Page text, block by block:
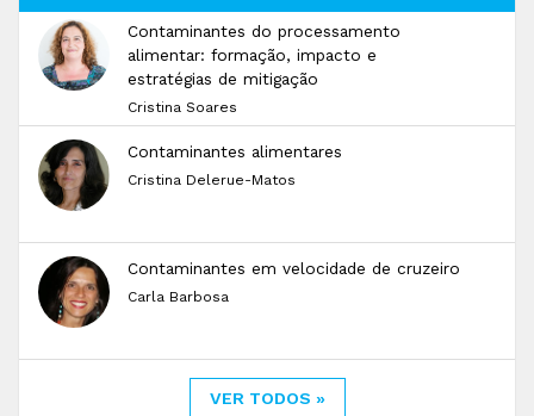
Contaminantes do processamento
alimentar: formação, impacto e
estratégias de mitigação
Cristina Soares
Contaminantes alimentares
Cristina Delerue-Matos
Contaminantes em velocidade de cruzeiro
Carla Barbosa
VER TODOS »